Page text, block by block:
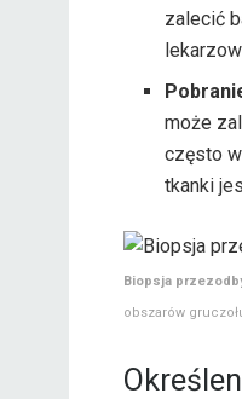
zalecić
może
często
tkanki
Biopsja
obszarów